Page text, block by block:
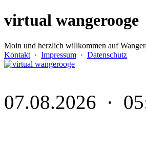
virtual wangerooge
Moin und herzlich willkommen auf
Kontakt · Impressum · Datenschutz
07.08.2026 ·